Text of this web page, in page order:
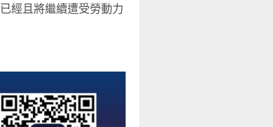
經且將繼續遭受勞動力